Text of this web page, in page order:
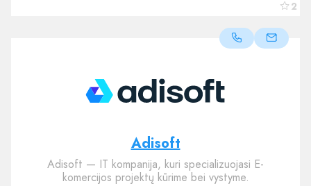
2
Adisoft
Adisoft — IT kompanija, kuri specializuojasi E-
komercijos projektų kūrime bei vystyme.